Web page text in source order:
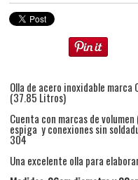
Olla de acero inoxidable marca
(37.85 Litros)
Cuenta con marcas de
espiga y conexiones sin
304
Una excelente olla para